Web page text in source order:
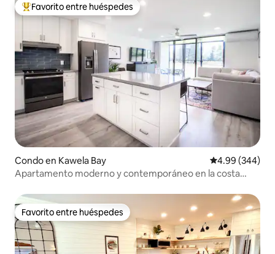
Favorito entre huéspedes preferido
Favorito entre huéspedes
Condo en Kawela Bay Calificación
4.99 (344)
Apartamento moderno y contemporáneo en la costa
Favorito entre huéspedes
Favorito entre huéspedes